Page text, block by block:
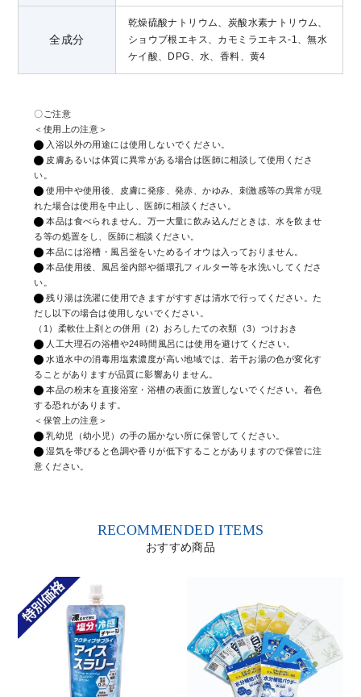
全成分
乾燥硫酸ナトリウム、炭酸水素ナトリウム、
ショウブ根エキス、カモミラエキス-1、無水
ケイ酸、DPG、水、香料、黄4
〇ご注意
＜使用上の注意＞
入浴以外の用途には使用しないでください。
皮膚あるいは体質に異常がある場合は医師に相談して使用くださ
い。
使用中や使用後、皮膚に発疹、発赤、かゆみ、刺激感等の異常が現
れた場合は使用を中止し、医師に相談ください。
本品は食べられません。万一大量に飲み込んだときは、水を飲ませ
る等の処置をし、医師に相談ください。
本品には浴槽・風呂釡をいためるイオウは入っておりません。
本品使用後、風呂釡内部や循環孔フィルター等を水洗いしてくださ
い。
残り湯は洗濯に使用できますがすすぎは清水で行ってください。た
だし以下の場合は使用しないでください。
（1）柔軟仕上剤との併用（2）おろしたての衣類（3）つけおき
人工大理石の浴槽や24時間風呂には使用を避けてください。
水道水中の消毒用塩素濃度が高い地域では、若干お湯の色が変化す
ることがありますが品質に影響ありません。
本品の粉末を直接浴室・浴槽の表面に放置しないでください。着色
する恐れがあります。
＜保管上の注意＞
乳幼児（幼小児）の手の届かない所に保管してください。
湿気を帯びると色調や香りが低下することがありますので保管に注
意ください。
RECOMMENDED ITEMS
おすすめ商品